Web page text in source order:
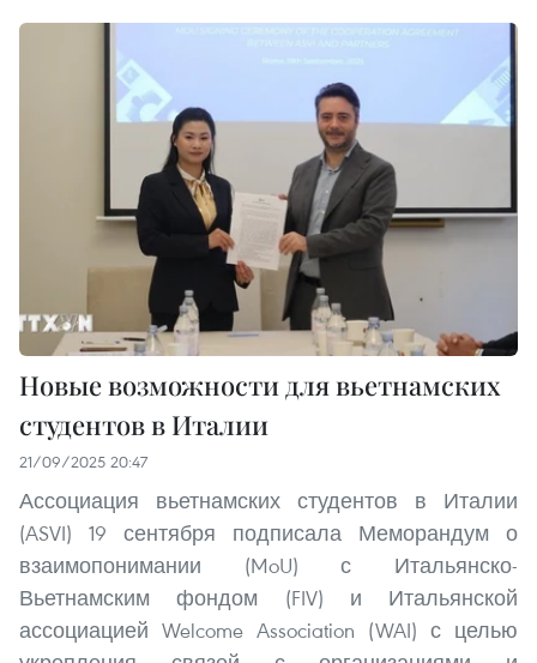
Новые возможности для вьетнамских
студентов в Италии
21/09/2025 20:47
Ассоциация вьетнамских студентов в Италии
(ASVI) 19 сентября подписала Меморандум о
взаимопонимании (MoU) с Итальянско-
Вьетнамским фондом (FIV) и Итальянской
ассоциацией Welcome Association (WAI) с целью